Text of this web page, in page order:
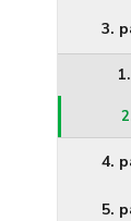
3.
4.
5.